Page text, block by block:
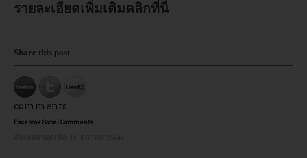
รายละเอียดเพิ่มเติมคลิกที่นี่
Share this post
comments
Facebook Social Comments